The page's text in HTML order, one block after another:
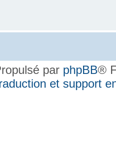
par phpBB®
et support